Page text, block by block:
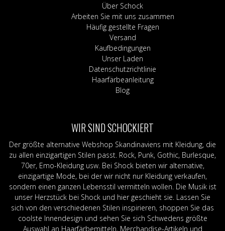
Über Schock
Arbeiten Sie mit uns zusammen
Häufig gestellte Fragen
Versand
Kaufbedingungen
Unser Laden
Datenschutzrichtlinie
Haarfärbeanleitung
Blog
WIR SIND SCHOCKIERT
Der größte alternative Webshop Skandinaviens mit Kleidung, die
zu allen einzigartigen Stilen passt. Rock, Punk, Gothic, Burlesque,
70er, Emo-Kleidung usw. Bei Shock bieten wir alternative,
einzigartige Mode, bei der wir nicht nur Kleidung verkaufen,
sondern einen ganzen Lebensstil vermitteln wollen. Die Musik ist
unser Herzstück bei Shock und hier geschieht sie. Lassen Sie
sich von den verschiedenen Stilen inspirieren, shoppen Sie das
coolste Innendesign und sehen Sie sich Schwedens größte
Auswahl an Haarfärbemitteln, Merchandise-Artikeln und